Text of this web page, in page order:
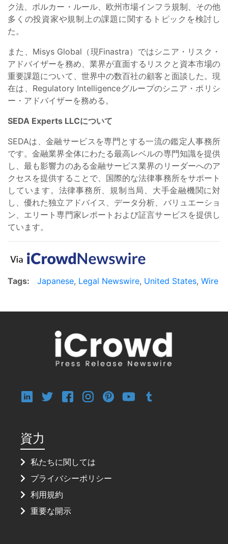
ク法、ボルカー・ルール、欧州市場インフラ規制、その他
多くの投資家や規制上の課題に関するトピックを検討し
た。
また、Misys Global（現Finastra）ではシニア・リスク・
アドバイザーを務め、業界が直面するリスクと資本市場の
重要課題について、世界中の数百社の顧客と面談した。現
在は、Regulatory Intelligenceグループのシニア・ポリシ
ー・アドバイザーを務める。
SEDA Experts LLCについて
SEDAは、金融サービスを専門とする一流の鑑定人事務所
です。金融業界全体にわたる最高レベルの専門知識を提供
し、最も影響力のある金融サービス業界のリーダーへのア
クセスを提供することで、国際的な法律事務所をサポート
しています。法律事務所、規制当局、大手金融機関に対
し、優れた独立アドバイス、データ分析、バリュエーショ
ン、エリート専門家レポートおよび証言サービスを提供し
ています。
Tags: Japanese, Legal Newswire, United States, Wire
資力
私たちに関しては
プライバシーポリシー
利用規約
重要な開示